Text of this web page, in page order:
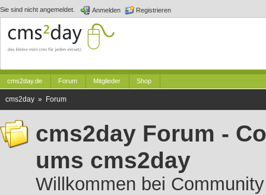
Sie sind nicht angemeldet. Anmelden Registrieren
cms2day.de Forum Mitglieder Shop
cms2day » Forum
cms2day Forum -
ums cms2day
Willkommen bei